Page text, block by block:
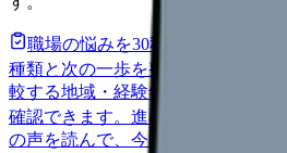
職場の悩みを30秒で診断
辞める
種類と次の一歩を整理します。
較する地域・経験年数・施設形態
確認できます。 進む 匿名掲示
の声を読んで、今の職場だけの問